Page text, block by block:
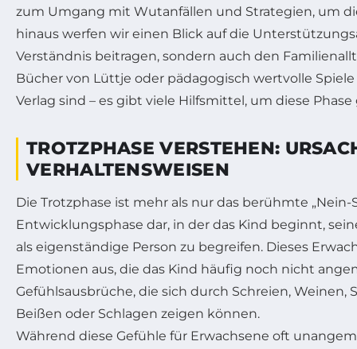
zum Umgang mit Wutanfällen und Strategien, um
hinaus werfen wir einen Blick auf die
Verständnis beitragen, sondern auch den
Bücher von Lüttje oder pädagogisch wertvolle
Verlag sind – es gibt viele Hilfsmittel, um diese
TROTZPHASE VERSTEHEN:
VERHALTENSWEISEN
Die Trotzphase ist mehr als nur das berühmte
Entwicklungsphase dar, in der das Kind beginnt,
als eigenständige Person zu begreifen. Dieses
Emotionen aus, die das Kind häufig noch nicht
Gefühlsausbrüche, die sich durch Schreien,
Beißen oder Schlagen zeigen können.
Während diese Gefühle für Erwachsene oft